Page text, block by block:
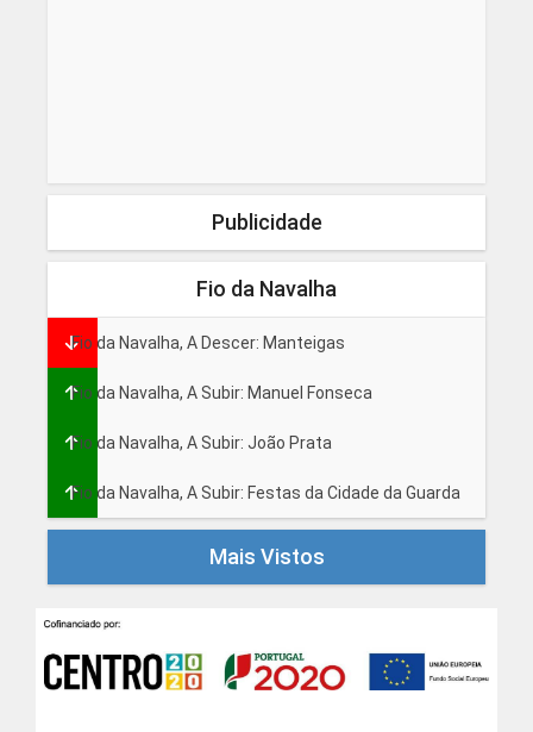
Publicidade
Fio da Navalha
Fio da Navalha, A Descer: Manteigas
Fio da Navalha, A Subir: Manuel Fonseca
Fio da Navalha, A Subir: João Prata
Fio da Navalha, A Subir: Festas da Cidade da Guarda
Mais Vistos